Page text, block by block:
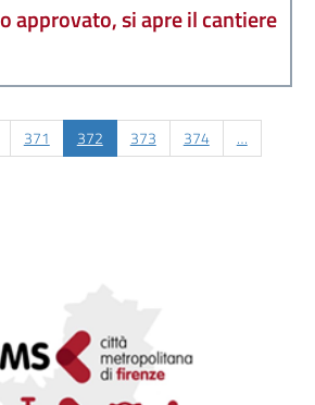
approvato, si apre il cantiere
371 372 373 374
…